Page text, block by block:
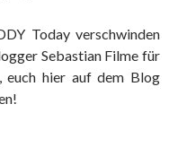
Today verschwinden
Sebastian Filme für
euch hier auf dem Blog